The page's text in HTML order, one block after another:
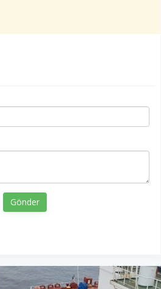
Gönder